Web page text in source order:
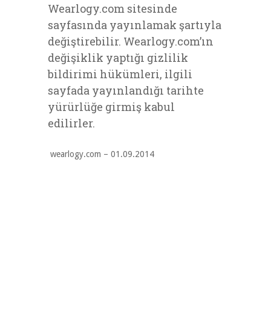
Wearlogy.com sitesinde
sayfasında yayınlamak şartıyla
değiştirebilir. Wearlogy.com’ın
değişiklik yaptığı gizlilik
bildirimi hükümleri, ilgili
sayfada yayınlandığı tarihte
yürürlüğe girmiş kabul
edilirler.
wearlogy.com – 01.09.2014